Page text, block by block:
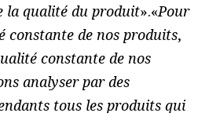
la qualité du produit».«Pour
constante de nos produits,
constante de nos
analyser par des
tous les produits qui